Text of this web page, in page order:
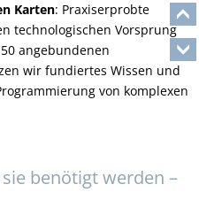
Karten: Praxiserprobte
technologischen Vorsprung
angebundenen
wir fundiertes Wissen und
von komplexen
benötigt werden –